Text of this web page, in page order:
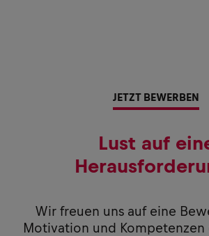
JETZT BEWERBEN
Lust auf
Wir freuen uns auf eine
Motivation und Kompetenzen